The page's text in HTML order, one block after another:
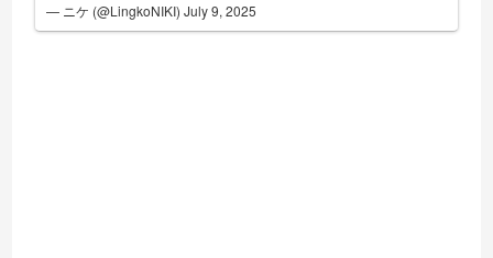
— ニケ (@LingkoNIKI)July 9, 2025